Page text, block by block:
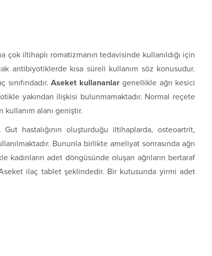
iltihaplı romatizmanın tedavisinde kullanıldığı için
antibiyotiklerde kısa süreli kullanım söz konusudur.
Aseket kullananlargenellikle ağrı kesici
yakından ilişkisi bulunmamaktadır. Normal reçete
kullanım alanı geniştir.
Gut hastalığının oluşturduğu iltihaplarda, osteoartrit,
Bununla birlikte ameliyat sonrasında ağrı
kadınların adet döngüsünde oluşan ağrıların bertaraf
ilaç tablet şeklindedir. Bir kutusunda yirmi adet